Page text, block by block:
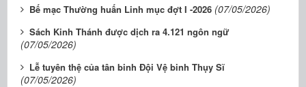
Bế mạc Thường huấn Linh mục đợt I -2026 (07/05/2026)
Sách Kinh Thánh được dịch ra 4.121 ngôn ngữ
(07/05/2026)
Lễ tuyên thệ của tân binh Đội Vệ binh Thụy Sĩ
(07/05/2026)